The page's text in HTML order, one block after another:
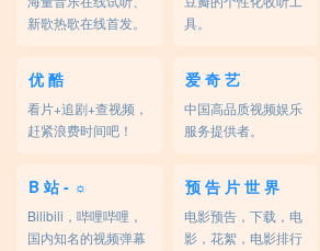
新歌热歌在线首发。
具。
优 酷
看片+追剧+查视频，
赶紧浪费时间吧！
爱 奇 艺
中国高品质视频娱乐
服务提供者。
B 站 - ☼
Bilibili，哔哩哔哩，
国内知名的视频弹幕
预 告 片 世 界
电影预告，下载，电
影，花絮，电影排行